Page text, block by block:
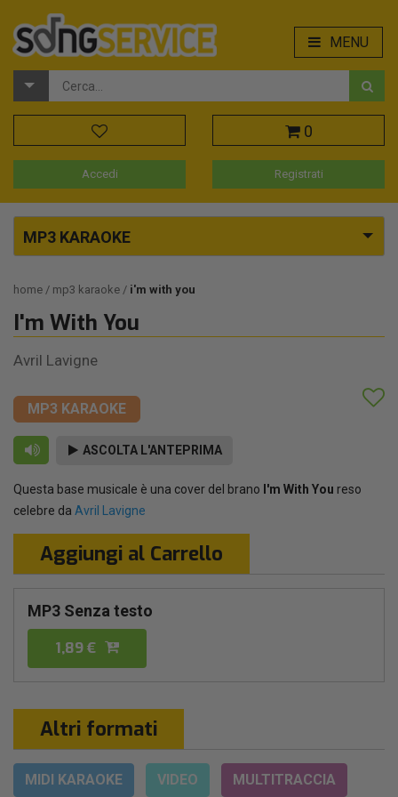
MENU
0
Accedi Registrati
MP3 KARAOKE
home mp3 karaoke i'm with you
I'm With You
Avril Lavigne
MP3 KARAOKE
ASCOLTA L'ANTEPRIMA
Questa base musicale è una cover del brano I'm With You reso
celebre da Avril Lavigne
Aggiungi al Carrello
MP3 Senza testo
1,89 €
Altri formati
MIDI KARAOKE VIDEO
MULTITRACCIA